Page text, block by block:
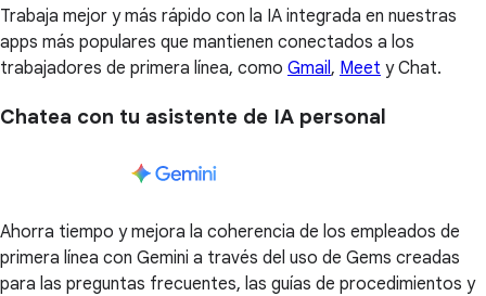
Trabaja mejor y más rápido con la IA integrada en nuestras
apps más populares que mantienen conectados a los
trabajadores de primera línea, como Gmail, Meet y Chat.
Chatea con tu asistente de IA personal
Ahorra tiempo y mejora la coherencia de los empleados de
primera línea con Gemini a través del uso de Gems creadas
para las preguntas frecuentes, las guías de procedimientos y